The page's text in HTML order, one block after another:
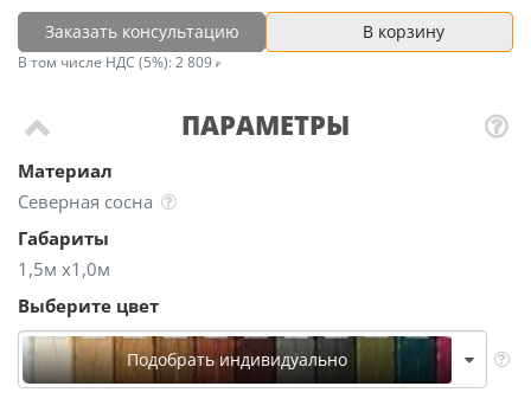
ПАРАМЕТРЫ
Материал
Северная сосна
Габариты
1,5м х1,0м
Выберите цвет
Подобрать индивидуально
Заказать консультацию В корзину
В том числе НДС (5%): 2 809